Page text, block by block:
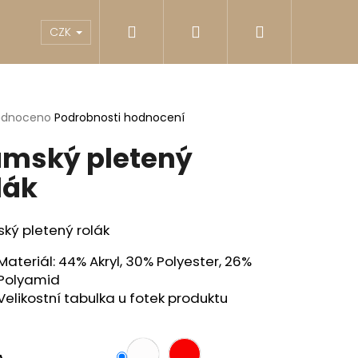
Reklamace Obchodní podmínky
CZK Přihlášení
Podrobnosti hodnocení
pletený
pletený rolák
44% Akryl, 30% Polyester, 26%
tabulka u fotek produktu